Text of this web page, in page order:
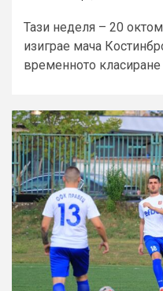
Тази неделя – 20
изиграе мача
временното класиране